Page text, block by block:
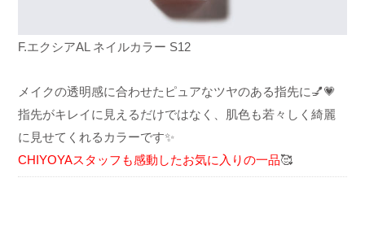
F.エクシアAL ネイルカラー S12
メイクの透明感に合わせたピュアなツヤのある指先に💅💗
指先がキレイに見えるだけではなく、肌色も若々しく綺麗
に見せてくれるカラーです✨
CHIYOYAスタッフも感動したお気に入りの一品🥰